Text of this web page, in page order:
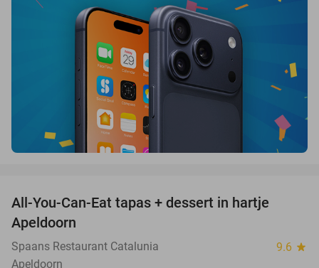
All-You-Can-Eat tapas + dessert in hartje
Apeldoorn
Spaans Restaurant Catalunia 9.6 star
Apeldoorn